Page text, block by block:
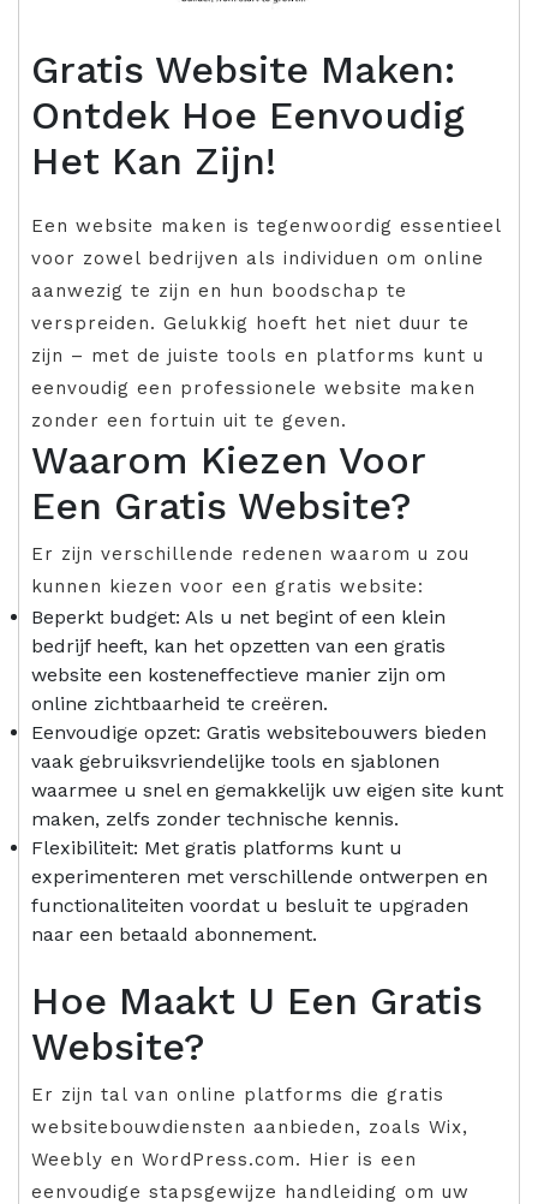
Gratis Website Maken:
Ontdek Hoe Eenvoudig
Het Kan Zijn!
Een website maken is tegenwoordig essentieel
voor zowel bedrijven als individuen om online
aanwezig te zijn en hun boodschap te
verspreiden. Gelukkig hoeft het niet duur te
zijn – met de juiste tools en platforms kunt u
eenvoudig een professionele website maken
zonder een fortuin uit te geven.
Waarom Kiezen Voor
Een Gratis Website?
Er zijn verschillende redenen waarom u zou
kunnen kiezen voor een gratis website:
Beperkt budget: Als u net begint of een klein
bedrijf heeft, kan het opzetten van een gratis
website een kosteneffectieve manier zijn om
online zichtbaarheid te creëren.
Eenvoudige opzet: Gratis websitebouwers bieden
vaak gebruiksvriendelijke tools en sjablonen
waarmee u snel en gemakkelijk uw eigen site kunt
maken, zelfs zonder technische kennis.
Flexibiliteit: Met gratis platforms kunt u
experimenteren met verschillende ontwerpen en
functionaliteiten voordat u besluit te upgraden
naar een betaald abonnement.
Hoe Maakt U Een Gratis
Website?
Er zijn tal van online platforms die gratis
websitebouwdiensten aanbieden, zoals Wix,
Weebly en WordPress.com. Hier is een
eenvoudige stapsgewijze handleiding om uw